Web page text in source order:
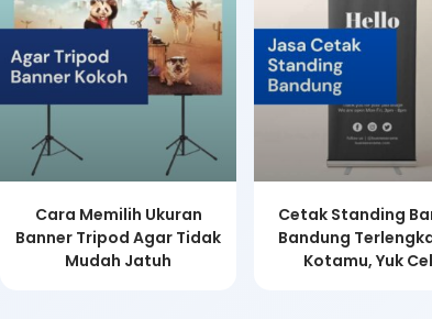
Cara Memilih Ukuran
Banner Tripod Agar Tidak
Mudah Jatuh
Cetak Standing
Bandung
Kotamu, Yuk